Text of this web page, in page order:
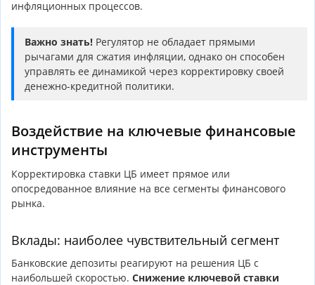
инфляционных процессов.
Важно знать! Регулятор не обладает прямыми
рычагами для сжатия инфляции, однако он способен
управлять ее динамикой через корректировку своей
денежно-кредитной политики.
Воздействие на ключевые финансовые
инструменты
Корректировка ставки ЦБ имеет прямое или
опосредованное влияние на все сегменты финансового
рынка.
Вклады: наиболее чувствительный сегмент
Банковские депозиты реагируют на решения ЦБ с
наибольшей скоростью. Снижение ключевой ставки